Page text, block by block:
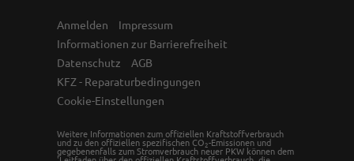
Anmelden
Impressum
Informationen zur Barrierefreiheit
Datenschutz
AGB
KFZ - Reparaturbedingungen
Cookie-Einstellungen
Weitere Informationen zum offiziellen Kraftstoffverbrauch
und zu den offiziellen spezifischen CO 2-Emissionen und
gegebenenfalls zum Stromverbrauch neuer PKW können dem